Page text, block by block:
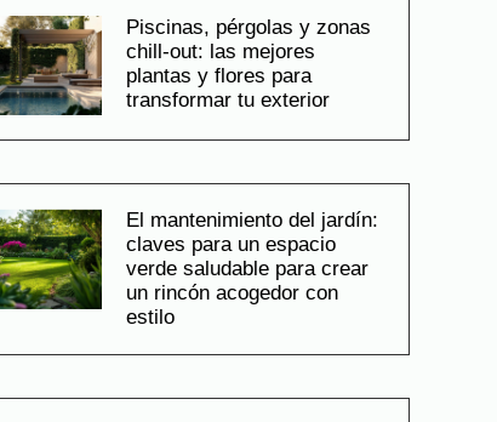
Piscinas, pérgolas y zonas
chill-out: las mejores
plantas y flores para
transformar tu exterior
El mantenimiento del jardín:
claves para un espacio
verde saludable para crear
un rincón acogedor con
estilo